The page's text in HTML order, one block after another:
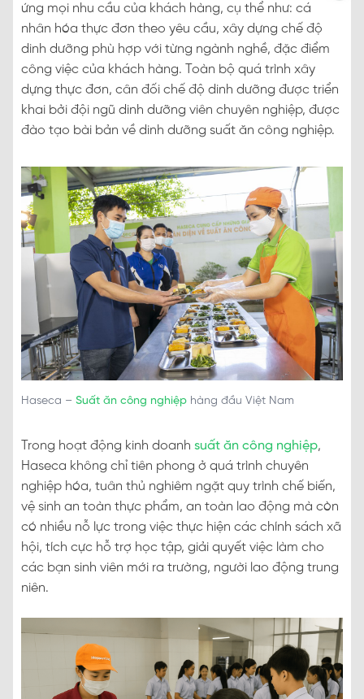
ứng mọi nhu cầu của khách hàng, cụ thể như: cá
nhân hóa thực đơn theo yêu cầu, xây dựng chế độ
dinh dưỡng phù hợp với từng ngành nghề, đặc điểm
công việc của khách hàng. Toàn bộ quá trình xây
dựng thực đơn, cân đối chế độ dinh dưỡng được triển
khai bởi đội ngũ dinh dưỡng viên chuyên nghiệp, được
đào tạo bài bản về dinh dưỡng suất ăn công nghiệp.
Haseca – Suất ăn công nghiệp hàng đầu Việt Nam
Trong hoạt động kinh doanh suất ăn công nghiệp,
Haseca không chỉ tiên phong ở quá trình chuyên
nghiệp hóa, tuân thủ nghiêm ngặt quy trình chế biến,
vệ sinh an toàn thực phẩm, an toàn lao động mà còn
có nhiều nỗ lực trong việc thực hiện các chính sách xã
hội, tích cực hỗ trợ học tập, giải quyết việc làm cho
các bạn sinh viên mới ra trường, người lao động trung
niên.